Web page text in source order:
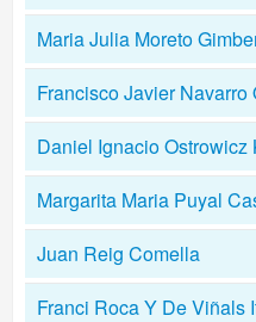
Maria Julia Moreto
Francisco Javier Navarro
Daniel Ignacio Ostrowicz
Margarita Maria Puyal
Juan Reig Comella
Franci Roca Y De Viñals